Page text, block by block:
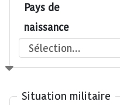
Pays de
naissance
Situation militaire